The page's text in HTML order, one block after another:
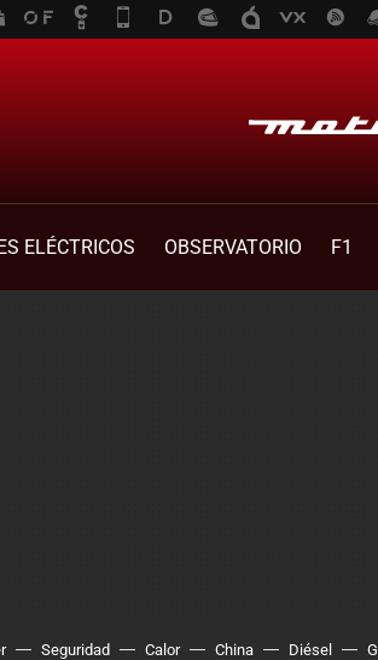
ELÉCTRICOS OBSERVATORIO F1
Seguridad Calor China Diésel